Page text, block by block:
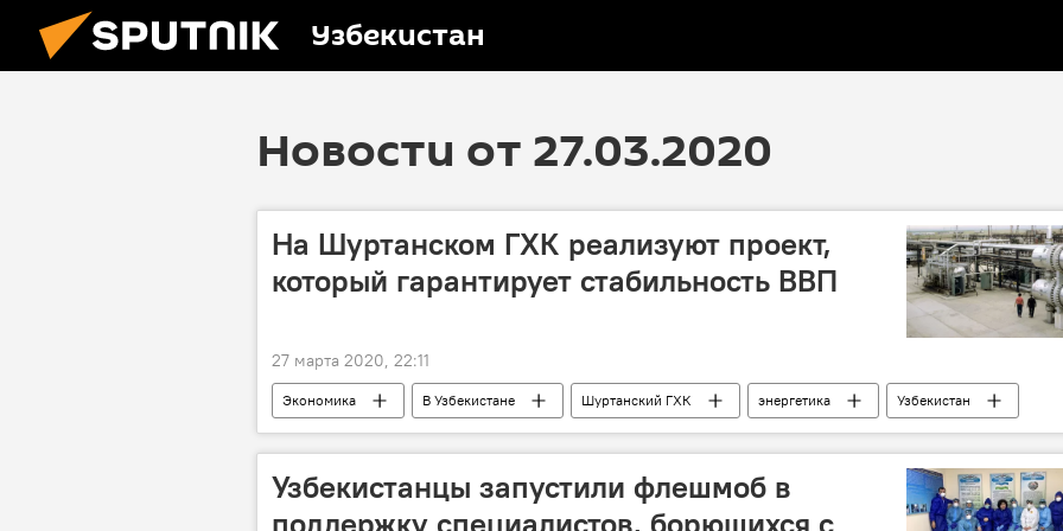
Узбекистан
Новости от 27.03.2020
На Шуртанском ГХК реализуют проект,
который гарантирует стабильность ВВП
27 марта 2020, 22:11
Экономика В Узбекистане Шуртанский ГХК энергетика
Узбекистан
Министерство энергетики Узбекистана
Узбекистанцы запустили флешмоб в